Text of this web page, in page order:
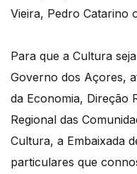
Vieira, Pedro Catarino
Para que a Cultura
Governo dos Açores,
da Economia, Direção
Regional das
Cultura, a Embaixada
particulares que